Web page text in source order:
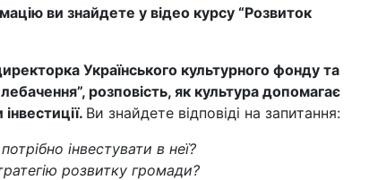
ви знайдете у відео курсу “Розвиток
Українського культурного фонду та
розповість, як культура допомагає
Ви знайдете відповіді на запитання:
інвестувати в неї?
розвитку громади?